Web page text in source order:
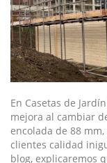
En Casetas de
mejora al cambiar
encolada de 88
clientes calidad
blog, explicaremos